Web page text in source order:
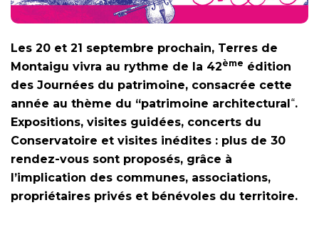
Les 20 et 21 septembre prochain, Terres de
Montaigu vivra au rythme de la 42ème édition
des Journées du patrimoine, consacrée cette
année au thème du “patrimoine architectural “.
Expositions, visites guidées, concerts du
Conservatoire et visites inédites : plus de 30
rendez-vous sont proposés, grâce à
l’implication des communes, associations,
propriétaires privés et bénévoles du territoire.